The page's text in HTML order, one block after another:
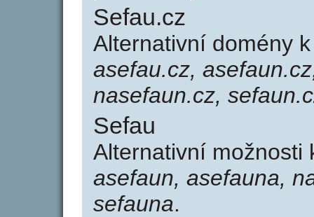
Sefau.cz
Alternativní domény
asefau.cz,
nasefaun.cz,
Sefau
Alternativní
asefaun, asefauna,
sefauna.